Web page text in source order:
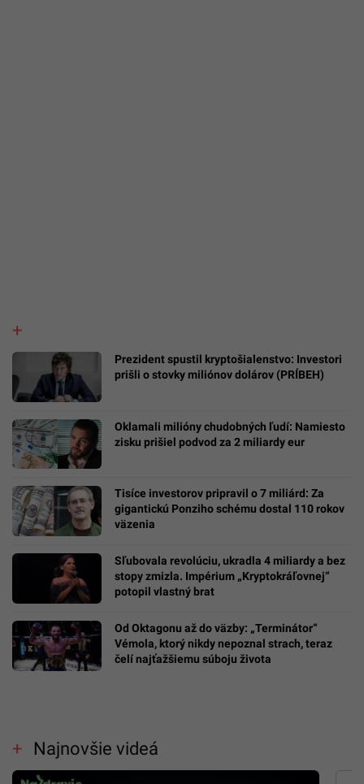
Prezident spustil kryptošialenstvo: Investori
prišli o stovky miliónov dolárov (PRÍBEH)
Oklamali milióny chudobných ľudí: Namiesto
zisku prišiel podvod za 2 miliardy eur
Tisíce investorov pripravil o 7 miliárd: Za
gigantickú Ponziho schému dostal 110 rokov
väzenia
Sľubovala revolúciu, ukradla 4 miliardy a bez
stopy zmizla. Impérium „Kryptokráľovnej“
potopil vlastný brat
Od Oktagonu až do väzby: „Terminátor“
Vémola, ktorý nikdy nepoznal strach, teraz
čelí najťažšiemu súboju života
Najnovšie videá